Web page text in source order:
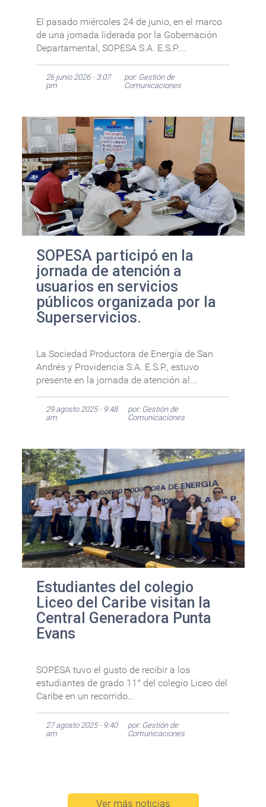
El pasado miércoles 24 de junio, en el marco
de una jornada liderada por la Gobernación
Departamental, SOPESA S.A. E.S.P....
26 junio 2026 - 3:07
pm
por: Gestión de
Comunicaciones
SOPESA participó en la
jornada de atención a
usuarios en servicios
públicos organizada por la
Superservicios.
La Sociedad Productora de Energía de San
Andrés y Providencia S.A. E.S.P., estuvo
presente en la jornada de atención al...
29 agosto 2025 - 9:48
am
por: Gestión de
Comunicaciones
Estudiantes del colegio
Liceo del Caribe visitan la
Central Generadora Punta
Evans
SOPESA tuvo el gusto de recibir a los
estudiantes de grado 11° del colegio Liceo del
Caribe en un recorrido...
27 agosto 2025 - 9:40
am
por: Gestión de
Comunicaciones
Ver más noticias